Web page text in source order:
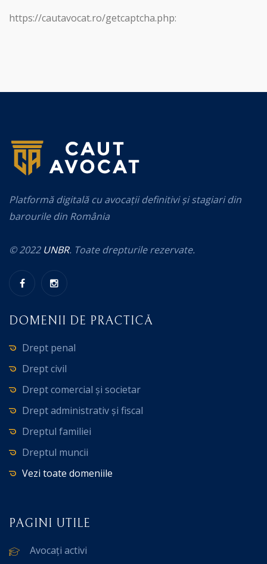
https://cautavocat.ro/getcaptcha.php:
Platformă digitală cu avocații definitivi și stagiari din
barourile din România
© 2022 UNBR. Toate drepturile rezervate.
DOMENII DE PRACTICĂ
Drept penal
Drept civil
Drept comercial și societar
Drept administrativ și fiscal
Dreptul familiei
Dreptul muncii
Vezi toate domeniile
PAGINI UTILE
Avocați activi